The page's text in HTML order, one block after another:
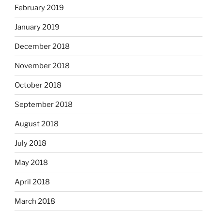
February 2019
January 2019
December 2018
November 2018
October 2018
September 2018
August 2018
July 2018
May 2018
April 2018
March 2018